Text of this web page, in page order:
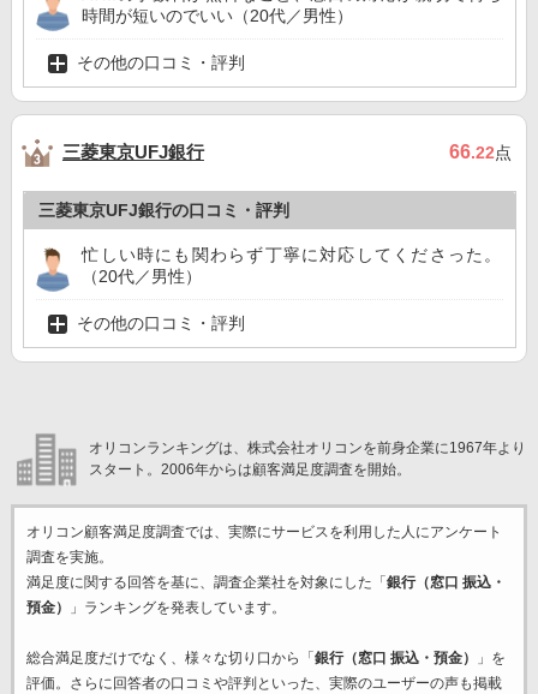
時間が短いのでいい（20代／男性）
その他の口コミ・評判
三菱東京UFJ銀行 66.22点
三菱東京UFJ銀行の口コミ・評判
忙しい時にも関わらず丁寧に対応してくださった。
（20代／男性）
その他の口コミ・評判
オリコンランキングは、株式会社オリコンを前身企業に1967年より
スタート。2006年からは顧客満足度調査を開始。
オリコン顧客満足度調査では、実際にサービスを利用した 人にアンケート
調査を実施。
満足度に関する回答を基に、調査企業社を対象にした「 銀行（窓口 振込・
預金）
」ランキングを発表しています。
総合満足度だけでなく、様々な切り口から「 銀行（窓口 振込・預金）
」を
評価。さらに回答者の口コミや評判といった、実際のユーザーの声も掲載